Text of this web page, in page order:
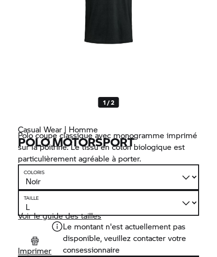
1 / 2
Casual Wear | Homme
POLO MOTORSPORT
Polo coupe classique avec monogramme imprimé
sur la poitrine. Le tissu en coton biologique est
particulièrement agréable à porter.
COLORIS
TAILLE
Voir le guide des tailles
Imprimer
Le montant n'est actuellement pas
disponible, veuillez contacter votre
consessionnaire